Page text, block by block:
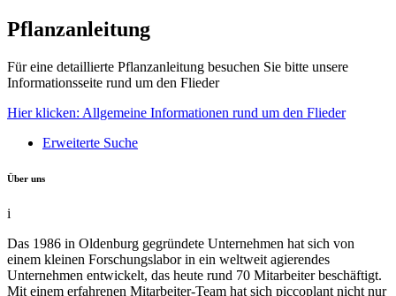
Pflanzanleitung
Für eine detaillierte Pflanzanleitung besuchen Sie bitte unsere
Informationsseite rund um den Flieder
Hier klicken: Allgemeine Informationen rund um den Flieder
Erweiterte Suche
Über uns
i
Das 1986 in Oldenburg gegründete Unternehmen hat sich von
einem kleinen Forschungslabor in ein weltweit agierendes
Unternehmen entwickelt, das heute rund 70 Mitarbeiter beschäftigt.
Mit einem erfahrenen Mitarbeiter-Team hat sich piccoplant nicht nur